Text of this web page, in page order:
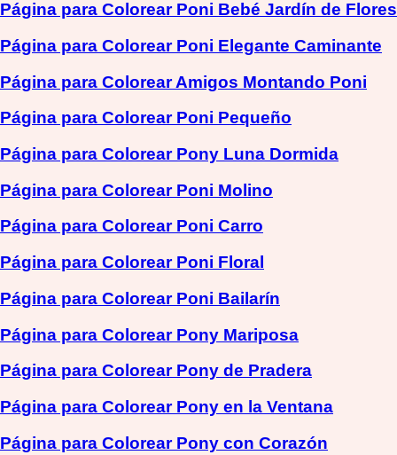
Página para Colorear Poni Bebé Jardín de Flores
Página para Colorear Poni Elegante Caminante
Página para Colorear Amigos Montando Poni
Página para Colorear Poni Pequeño
Página para Colorear Pony Luna Dormida
Página para Colorear Poni Molino
Página para Colorear Poni Carro
Página para Colorear Poni Floral
Página para Colorear Poni Bailarín
Página para Colorear Pony Mariposa
Página para Colorear Pony de Pradera
Página para Colorear Pony en la Ventana
Página para Colorear Pony con Corazón